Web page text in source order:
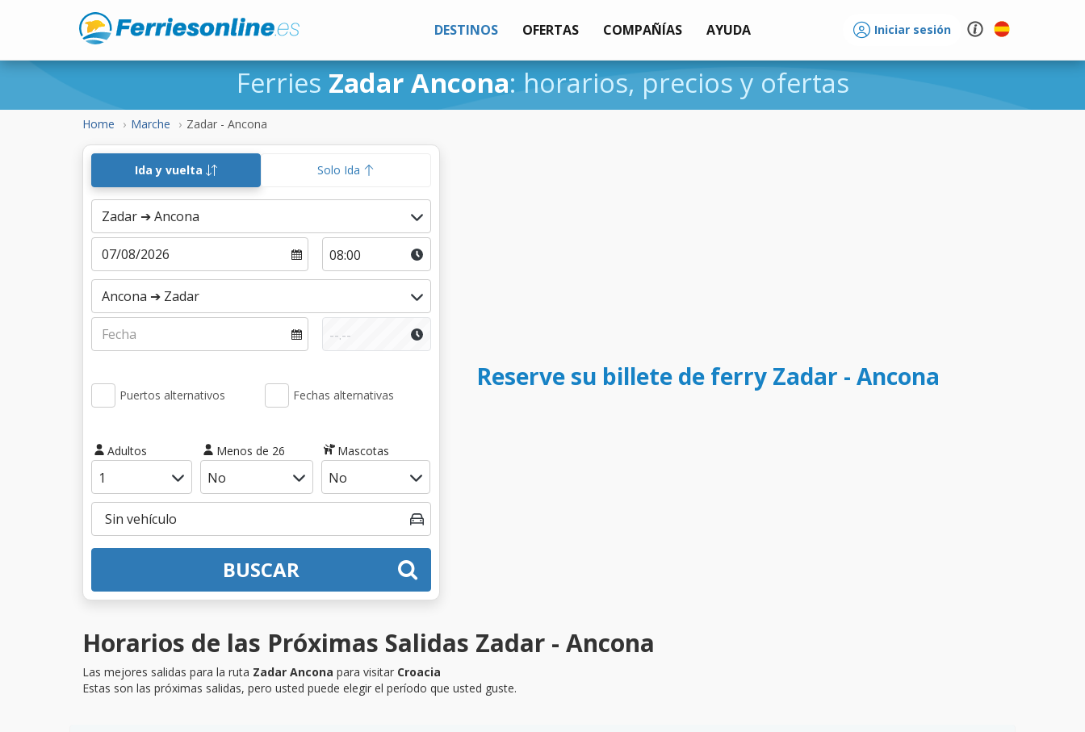
DESTINOS OFERTAS COMPAÑÍAS AYUDA Iniciar sesión
Ferries Zadar Ancona: horarios, precios y ofertas
Home Marche Zadar - Ancona
Ida y vuelta Solo Ida
Puertos alternativos Fechas alternativas
Adultos Menos de 26 Mascotas
BUSCAR
Reserve su billete de ferry Zadar - Ancona
Horarios de las Próximas Salidas Zadar - Ancona
Las mejores salidas para la ruta Zadar Ancona para visitar Croacia
Estas son las próximas salidas, pero usted puede elegir el período que usted guste.